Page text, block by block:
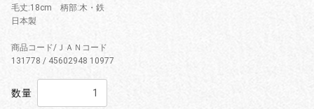
毛丈:18cm 柄部:木・鉄
日本製
商品コード/ＪＡＮコード
131778 / 45602948 10977
数量